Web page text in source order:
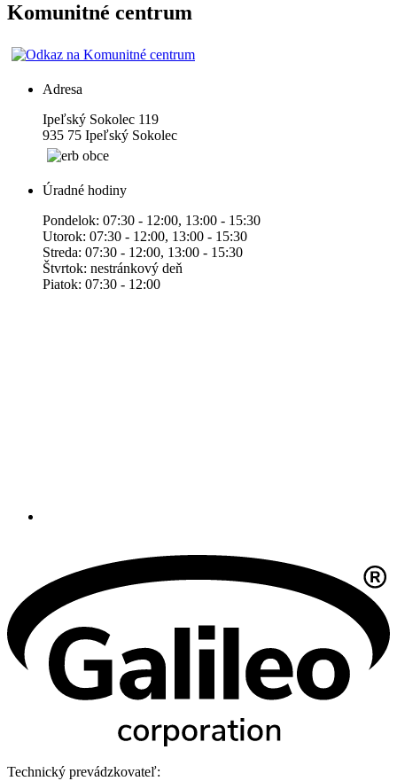
Komunitné centrum
Adresa
Ipeľský Sokolec 119
935 75 Ipeľský Sokolec
Úradné hodiny
Pondelok: 07:30 - 12:00, 13:00 - 15:30
Utorok: 07:30 - 12:00, 13:00 - 15:30
Streda: 07:30 - 12:00, 13:00 - 15:30
Štvrtok: nestránkový deň
Piatok: 07:30 - 12:00
Technický prevádzkovateľ: